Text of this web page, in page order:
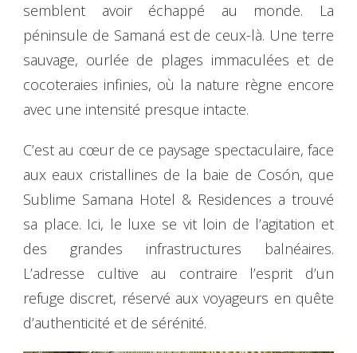
semblent avoir échappé au monde. La
péninsule de Samaná est de ceux-là. Une terre
sauvage, ourlée de plages immaculées et de
cocoteraies infinies, où la nature règne encore
avec une intensité presque intacte.
C’est au cœur de ce paysage spectaculaire, face
aux eaux cristallines de la baie de Cosón, que
Sublime Samana Hotel & Residences a trouvé
sa place. Ici, le luxe se vit loin de l’agitation et
des grandes infrastructures balnéaires.
L’adresse cultive au contraire l’esprit d’un
refuge discret, réservé aux voyageurs en quête
d’authenticité et de sérénité.